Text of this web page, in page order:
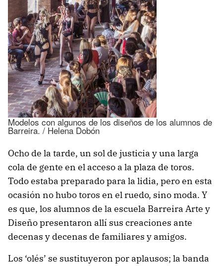
Modelos con algunos de los diseños de los alumnos de
Barreira. / Helena Dobón
Ocho de la tarde, un sol de justicia y una larga
cola de gente en el acceso a la plaza de toros.
Todo estaba preparado para la lidia, pero en esta
ocasión no hubo toros en el ruedo, sino moda. Y
es que, los alumnos de la escuela Barreira Arte y
Diseño presentaron allí sus creaciones ante
decenas y decenas de familiares y amigos.
Los ‘olés’ se sustituyeron por aplausos; la banda